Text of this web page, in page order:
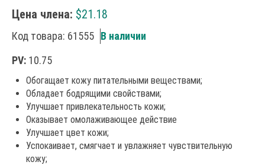
Цена члена: $21.18
Код товара: 61555 В наличии
PV: 10.75
Обогащает кожу питательными веществами;
Обладает бодрящими свойствами;
Улучшает привлекательность кожи;
Оказывает омолаживающее действие
Улучшает цвет кожи;
Успокаивает, смягчает и увлажняет чувствительную
кожу;